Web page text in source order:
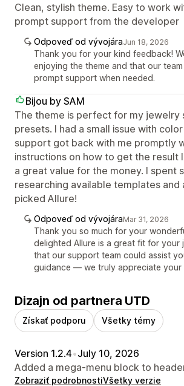
Clean, stylish theme. Easy to work
prompt support from the developer
Odpoveď od vývojáraJun 18, 2026
Thank you for your kind feedback!
enjoying the theme and that our
prompt support when needed.
Bijou by SAM
The theme is perfect for my jewelry
presets. I had a small issue with
support got back with me promptly
instructions on how to get the result
a great value for the money. I spent
researching available templates and
picked Allure!
Odpoveď od vývojáraMar 31, 2026
Thank you so much for your
delighted Allure is a great fit for your
that our support team could assist
guidance — we truly appreciate your
Dizajn od partnera UTD
Získať podporu Všetky témy
Version 1.2.4•July 10, 2026
Added a mega-menu block to
Zobraziť podrobnostiVšetky verzie